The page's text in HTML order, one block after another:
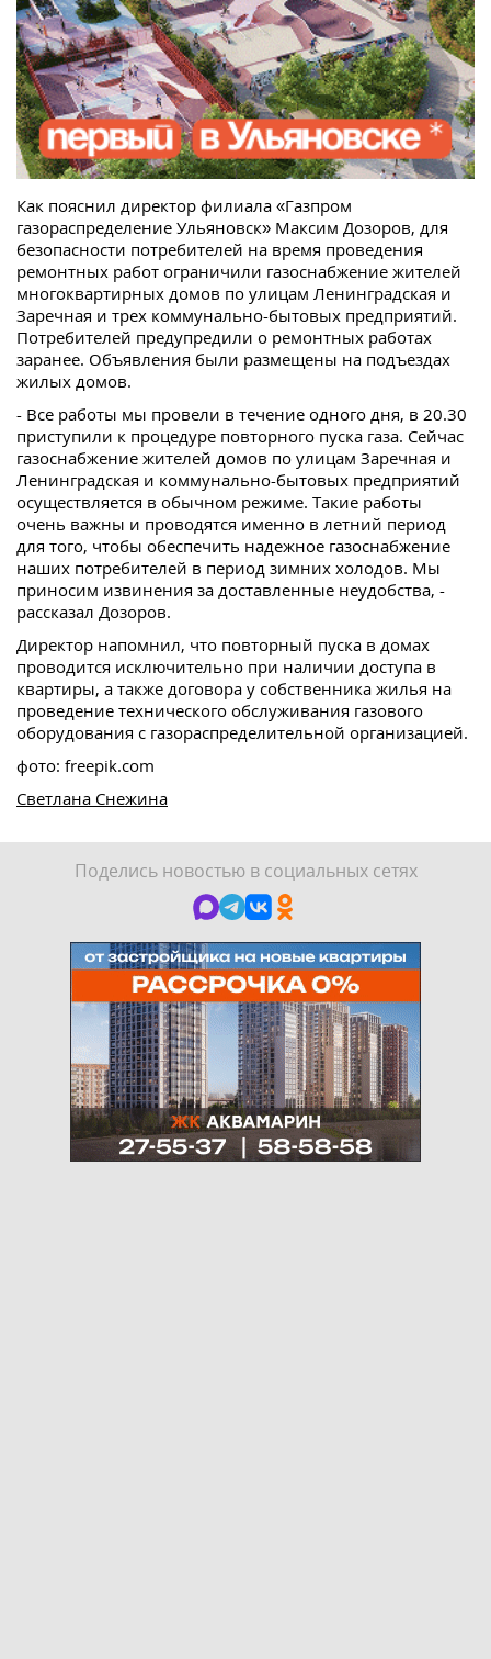
Как пояснил директор филиала «Газпром
газораспределение Ульяновск» Максим Дозоров, для
безопасности потребителей на время проведения
ремонтных работ ограничили газоснабжение жителей
многоквартирных домов по улицам Ленинградская и
Заречная и трех коммунально-бытовых предприятий.
Потребителей предупредили о ремонтных работах
заранее. Объявления были размещены на подъездах
жилых домов.
- Все работы мы провели в течение одного дня, в 20.30
приступили к процедуре повторного пуска газа. Сейчас
газоснабжение жителей домов по улицам Заречная и
Ленинградская и коммунально-бытовых предприятий
осуществляется в обычном режиме. Такие работы
очень важны и проводятся именно в летний период
для того, чтобы обеспечить надежное газоснабжение
наших потребителей в период зимних холодов. Мы
приносим извинения за доставленные неудобства, -
рассказал Дозоров.
Директор напомнил, что повторный пуска в домах
проводится исключительно при наличии доступа в
квартиры, а также договора у собственника жилья на
проведение технического обслуживания газового
оборудования с газораспределительной организацией.
фото: freepik.com
Светлана Снежина
Поделись новостью в социальных сетях